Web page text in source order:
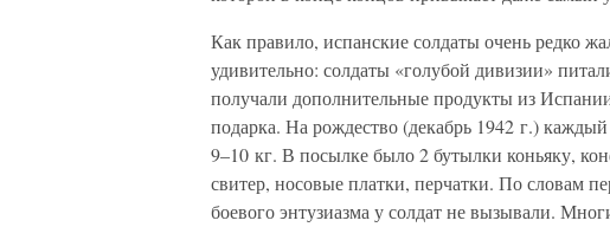
Как правило, испанские солдаты очень редко
удивительно: солдаты «голубой дивизии»
получали дополнительные продукты из
подарка. На рождество (декабрь 1942 г.)
9–10 кг. В посылке было 2 бутылки коньяку,
свитер, носовые платки, перчатки. По словам
боевого энтузиазма у солдат не вызывали.